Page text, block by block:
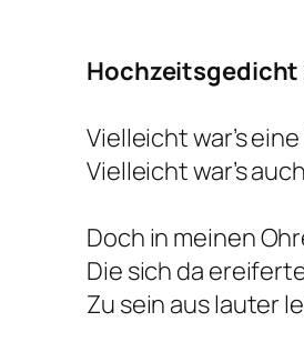
Hochzeitsgedicht
Vielleicht war’s
Vielleicht war’s
Doch in meinen
Die sich da
Zu sein aus lauter